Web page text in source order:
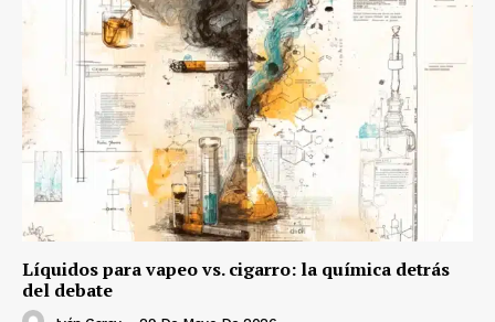
Líquidos para vapeo vs. cigarro: la química detrás
del debate